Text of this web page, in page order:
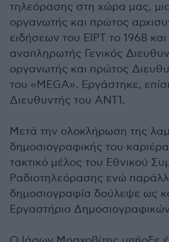
τηλεόρασης στη χώρα μας,
οργανωτής και πρώτος
ειδήσεων του ΕΙΡΤ το 1968
αναπληρωτής Γενικός
οργανωτής και πρώτος
του «MEGA». Εργάστηκε,
Διευθυντής του ANT1.
Μετά την ολοκλήρωση της
δημοσιογραφικής του
τακτικό μέλος του Εθνικού
Ραδιοτηλεόρασης ενώ
δημοσιογραφία δούλεψε ως
Εργαστήριο